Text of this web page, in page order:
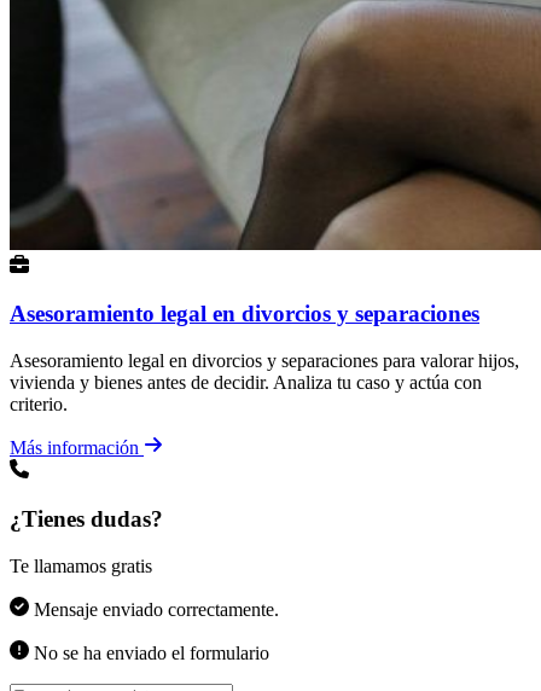
Asesoramiento legal en divorcios y separaciones
Asesoramiento legal en divorcios y separaciones para valorar hijos,
vivienda y bienes antes de decidir. Analiza tu caso y actúa con
criterio.
Más información
¿Tienes dudas?
Te llamamos gratis
Mensaje enviado correctamente.
No se ha enviado el formulario